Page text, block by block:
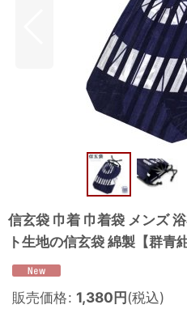
信玄袋 巾着 巾着袋 メンズ
ト生地の信玄袋 綿製【群青
販売価格: 1,380円(税込)